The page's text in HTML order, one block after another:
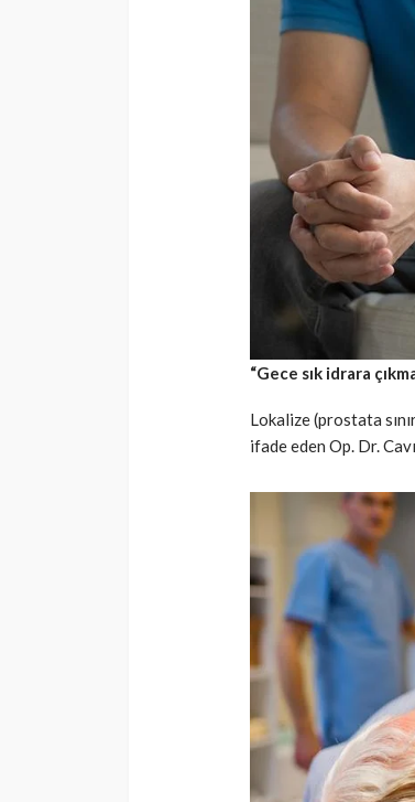
“Gece sık idrara
Lokalize (prostata
ifade eden Op. Dr.